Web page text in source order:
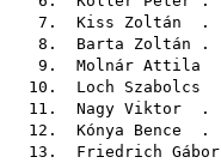
7. Kiss Zoltán .
8. Barta Zoltán .
9. Molnár Attila
10. Loch Szabolcs
11. Nagy Viktor .
12. Kónya Bence .
13. Friedrich Gábor